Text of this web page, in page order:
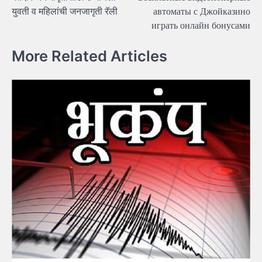
युवती व महिलांची जनजागृती रॅली
автоматы с Джойказино
играть онлайн бонусами
More Related Articles